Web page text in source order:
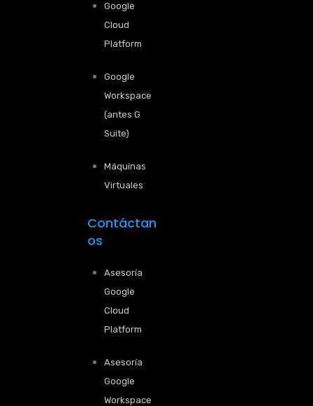
Google
Cloud
Platform
Google
Workspace
(antes G
Suite)
Máquinas
Virtuales
Contáctan
os
Asesoría
Google
Cloud
Platform
Asesoría
Google
Workspace